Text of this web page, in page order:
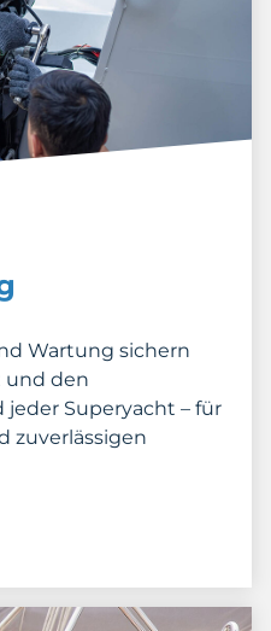
Wartung sichern
und den
Superyacht – für
zuverlässigen